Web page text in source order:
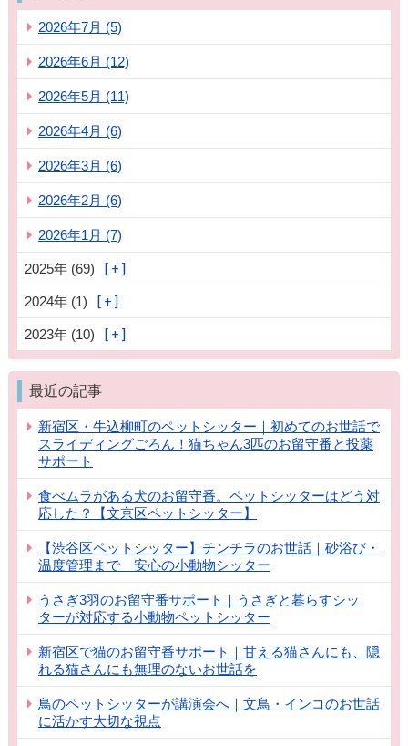
2026年7月 (5)
2026年6月 (12)
2026年5月 (11)
2026年4月 (6)
2026年3月 (6)
2026年2月 (6)
2026年1月 (7)
2025年 (69)
2024年 (1)
2023年 (10)
最近の記事
新宿区・牛込柳町のペットシッター｜初めてのお世話で
スライディングごろん！猫ちゃん3匹のお留守番と投薬
サポート
食べムラがある犬のお留守番。ペットシッターはどう対
応した？【文京区ペットシッター】
【渋谷区ペットシッター】チンチラのお世話｜砂浴び・
温度管理まで 安心の小動物シッター
うさぎ3羽のお留守番サポート｜うさぎと暮らすシッ
ターが対応する小動物ペットシッター
新宿区で猫のお留守番サポート｜甘える猫さんにも、隠
れる猫さんにも無理のないお世話を
鳥のペットシッターが講演会へ｜文鳥・インコのお世話
に活かす大切な視点